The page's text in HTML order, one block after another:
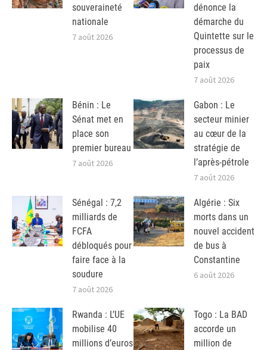
souveraineté
nationale
7 août 2026
dénonce la
démarche du
Quintette sur le
processus de
paix
7 août 2026
Bénin : Le
Sénat met en
place son
premier bureau
7 août 2026
Gabon : Le
secteur minier
au cœur de la
stratégie de
l’après-pétrole
7 août 2026
Sénégal : 7,2
milliards de
FCFA
débloqués pour
faire face à la
soudure
7 août 2026
Algérie : Six
morts dans un
nouvel accident
de bus à
Constantine
6 août 2026
Rwanda : L’UE
mobilise 40
millions d’euros
Togo : La BAD
accorde un
million de